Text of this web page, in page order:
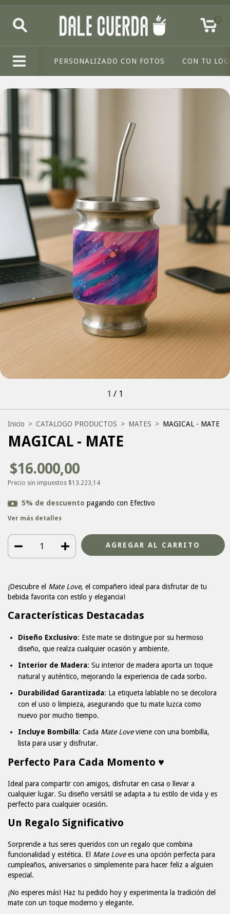
PERSONALIZADO CON FOTOS CON TU
1 / 1
Inicio > CATALOGO PRODUCTOS > MATES > MAGICAL - MATE
MAGICAL - MATE
$16.000,00
Precio sin impuestos $13.223,14
5% de descuento pagando con Efectivo
Ver más detalles
¡Descubre el Mate Love, el compañero ideal para disfrutar de tu
bebida favorita con estilo y elegancia!
Características Destacadas
Diseño Exclusivo: Este mate se distingue por su hermoso
diseño, que realza cualquier ocasión y ambiente.
Interior de Madera: Su interior de madera aporta un toque
natural y auténtico, mejorando la experiencia de cada sorbo.
Durabilidad Garantizada: La etiqueta lablable no se decolora
con el uso o limpieza, asegurando que tu mate luzca como
nuevo por mucho tiempo.
Incluye Bombilla: Cada Mate Loveviene con una bombilla,
lista para usar y disfrutar.
Perfecto Para Cada Momento ♥
Ideal para compartir con amigos, disfrutar en casa o llevar a
cualquier lugar. Su diseño versátil se adapta a tu estilo de vida y es
perfecto para cualquier ocasión.
Un Regalo Significativo
Sorprende a tus seres queridos con un regalo que combina
funcionalidad y estética. El Mate Lovees una opción perfecta para
cumpleaños, aniversarios o simplemente para hacer feliz a alguien
especial.
¡No esperes más! Haz tu pedido hoy y experimenta la tradición del
mate con un toque moderno y elegante.